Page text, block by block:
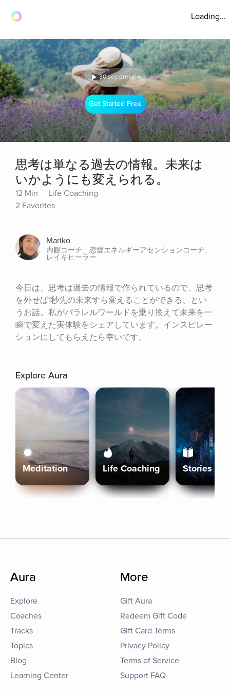
Loading...
30 sec preview
Get Started Free
思考は単なる過去の情報。未来は
いかようにも変えられる。
12 Min
Life Coaching
2 Favorites
Mariko
内観コーチ、恋愛エネルギーアセンションコーチ、
レイキヒーラー
今日は、思考は過去の情報で作られているので、思考
を外せば1秒先の未来すら変えることができる、とい
うお話。私がパラレルワールドを乗り換えて未来を一
瞬で変えた実体験をシェアしています。インスピレー
ションにしてもらえたら幸いです。
Explore Aura
Meditation Life Coaching Stories
Aura
Explore
Coaches
Tracks
Topics
Blog
Learning Center
More
Gift Aura
Redeem Gift Code
Gift Card Terms
Privacy Policy
Terms of Service
Support FAQ